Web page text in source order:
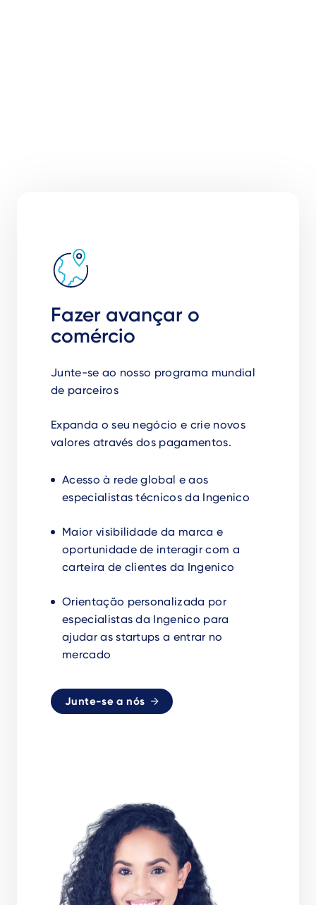
Fazer avançar o
comércio
Junte-se ao nosso programa mundial
de parceiros
Expanda o seu negócio e crie novos
valores através dos pagamentos.
Acesso à rede global e aos
especialistas técnicos da Ingenico
Maior visibilidade da marca e
oportunidade de interagir com a
carteira de clientes da Ingenico
Orientação personalizada por
especialistas da Ingenico para
ajudar as startups a entrar no
mercado
Junte-se a nós